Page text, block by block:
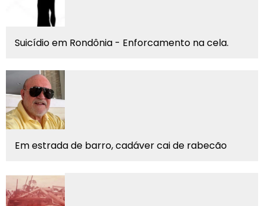
Suicídio em Rondônia - Enforcamento na cela.
Em estrada de barro, cadáver cai de rabecão